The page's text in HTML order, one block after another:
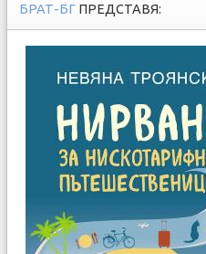
БРАТ-БГ ПРЕДСТАВЯ: